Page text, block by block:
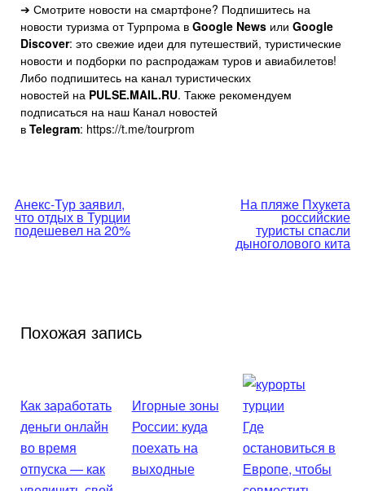
➔ Смотрите новости на смартфоне? Подпишитесь на
новости туризма от Турпрома в Google News или Google
Discover: это свежие идеи для путешествий, туристические
новости и подборки по распродажам туров и авиабилетов!
Либо подпишитесь на канал туристических
новостей на PULSE.MAIL.RU. Также рекомендуем
подписаться на наш Канал новостей
в Telegram: https://t.me/tourprom
Навигация
по
Анекс-Тур заявил,
что отдых в Турции
подешевел на 20%
На пляже Пхукета
российские
туристы спасли
дыноголового кита
Похожая запись
Как заработать
деньги онлайн
во время
отпуска — как
Игорные зоны
России: куда
поехать на
выходные
Где
остановиться в
Европе, чтобы